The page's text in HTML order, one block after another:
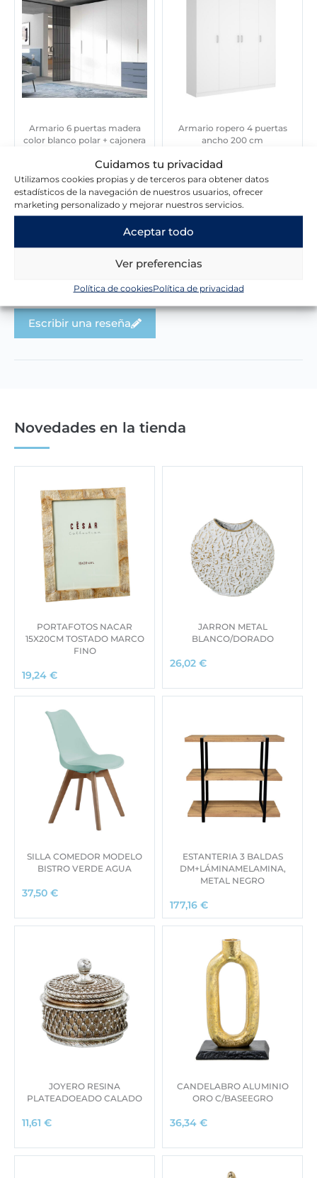
Cuidamos tu privacidad
Utilizamos cookies propias y de terceros para obtener datos
estadísticos de la navegación de nuestros usuarios, ofrecer
marketing personalizado y mejorar nuestros servicios.
Aceptar todo
Ver preferencias
Política de cookiesPolítica de privacidad
Armario 6 puertas madera
color blanco polar + cajonera
2.681,00€
Armario ropero 4 puertas
ancho 200 cm
588,18€
Lo que dicen nuestros clientes
Escribir una reseña
Novedades en la tienda
PORTAFOTOS NACAR
15X20CM TOSTADO MARCO
FINO
19,24 €
JARRON METAL
BLANCO/DORADO
26,02 €
SILLA COMEDOR MODELO
BISTRO VERDE AGUA
37,50 €
ESTANTERIA 3 BALDAS
DM+LÁMINAMELAMINA,
METAL NEGRO
177,16 €
JOYERO RESINA
PLATEADOEADO CALADO
11,61 €
CANDELABRO ALUMINIO
ORO C/BASEEGRO
36,34 €